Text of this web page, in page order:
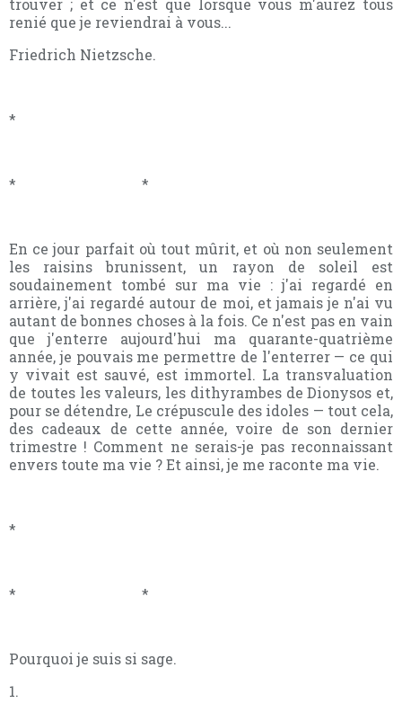
trouver ; et ce n'est que lorsque vous m'aurez tous
renié que je reviendrai à vous...
Friedrich Nietzsche.
*
* *
En ce jour parfait où tout mûrit, et où non seulement
les raisins brunissent, un rayon de soleil est
soudainement tombé sur ma vie : j'ai regardé en
arrière, j'ai regardé autour de moi, et jamais je n'ai vu
autant de bonnes choses à la fois. Ce n'est pas en vain
que j'enterre aujourd'hui ma quarante-quatrième
année, je pouvais me permettre de l'enterrer — ce qui
y vivait est sauvé, est immortel. La transvaluation
de toutes les valeurs, les dithyrambes de Dionysos et,
pour se détendre, Le crépuscule des idoles — tout cela,
des cadeaux de cette année, voire de son dernier
trimestre ! Comment ne serais-je pas reconnaissant
envers toute ma vie ? Et ainsi, je me raconte ma vie.
*
* *
Pourquoi je suis si sage.
1.